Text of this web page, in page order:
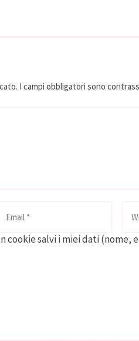
I campi obbligatori sono
cookie salvi i miei dati (nome,